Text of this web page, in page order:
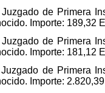
de Primera
Importe: 189,32
de Primera
Importe: 181,12
de Primera
Importe: